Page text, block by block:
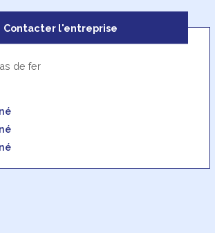
Contacter l'entreprise
de fer